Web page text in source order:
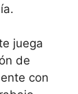
juega
de
con